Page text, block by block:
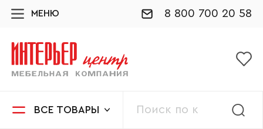
МЕНЮ 8 800 700 20 58
ВСЕ ТОВАРЫ